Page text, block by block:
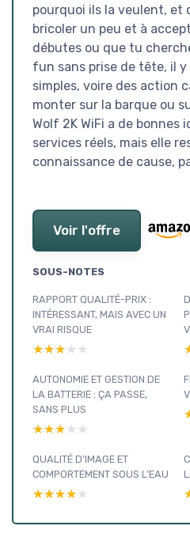
pourquoi ils la veulent, et
bricoler un peu et à
débutes ou que tu
fun sans prise de tête, il
simples, voire des action
monter sur la barque ou
Wolf 2K WiFi a de bonnes
services réels, mais elle
connaissance de cause,
Voir l'offre
SOUS-NOTES
RAPPORT QUALITÉ-PRIX :
INTÉRESSANT, MAIS AVEC UN
VRAI RISQUE
★★★★★
★★★★★
AUTONOMIE ET GESTION DE
LA BATTERIE : ÇA PASSE,
SANS PLUS
★★★★★
★★★★★
QUALITÉ D’IMAGE ET
COMPORTEMENT SOUS L’EAU
★★★★★
★★★★★